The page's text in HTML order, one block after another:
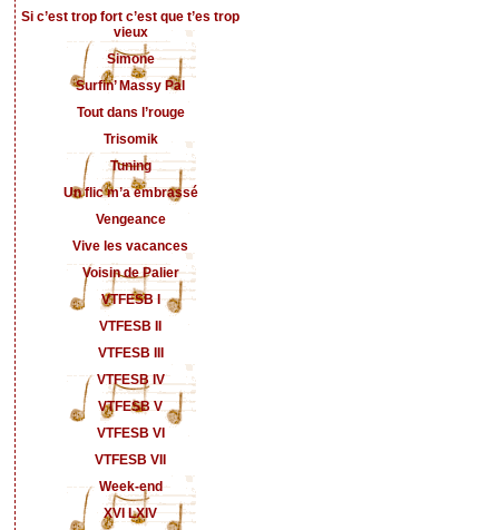
Si c’est trop fort c’est que t’es trop
vieux
Simone
Surfin’ Massy Pal
Tout dans l’rouge
Trisomik
Tuning
Un flic m’a embrassé
Vengeance
Vive les vacances
Voisin de Palier
VTFESB I
VTFESB II
VTFESB III
VTFESB IV
VTFESB V
VTFESB VI
VTFESB VII
Week-end
XVI LXIV